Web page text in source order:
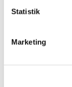
Statistik
Marketing
2021 (516)
2018 (150)